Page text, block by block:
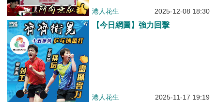
港人花生 2025-12-08 18:30
【今日網圖】強力回擊
港人花生 2025-11-17 19:19